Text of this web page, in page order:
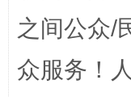
之间公众/
众服务！